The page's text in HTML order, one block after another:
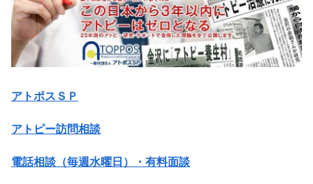
アトポスＳＰ
アトピー訪問相談
電話相談（毎週水曜日）・有料面談